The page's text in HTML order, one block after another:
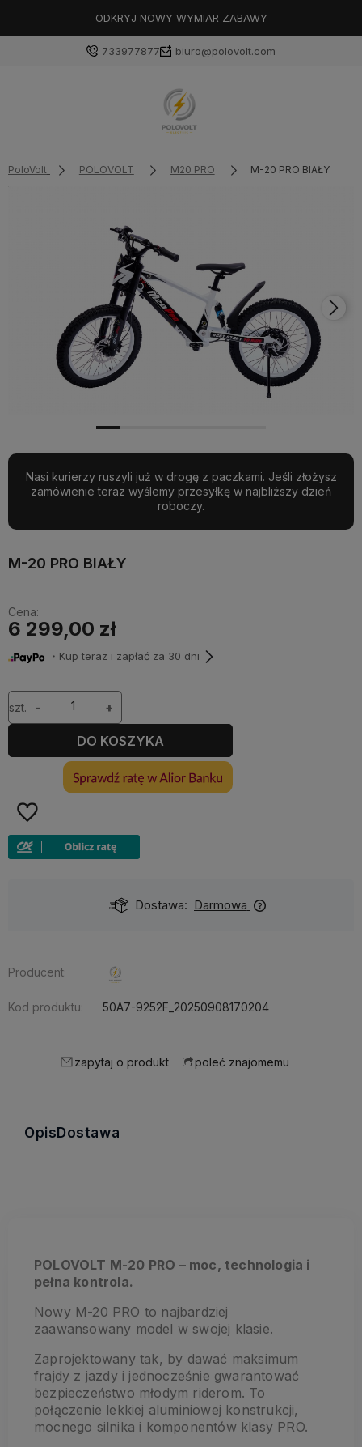
ODKRYJ NOWY WYMIAR ZABAWY
733977877 biuro@polovolt.com
PoloVolt POLOVOLT M20 PRO M-20 PRO BIAŁY
Nasi kurierzy ruszyli już w drogę z paczkami. Jeśli złożysz
zamówienie teraz wyślemy przesyłkę w najbliższy dzień
roboczy.
M-20 PRO BIAŁY
Cena:
6 299,00 zł
・Kup teraz i zapłać za 30 dni
szt. +
-
DO KOSZYKA
Dostawa: Darmowa
Producent:
Kod produktu: 50A7-9252F_20250908170204
zapytaj o produkt poleć znajomemu
OpisDostawa
POLOVOLT M-20 PRO – moc, technologia i
pełna kontrola.
Nowy M-20 PRO to najbardziej
zaawansowany model w swojej klasie.
Zaprojektowany tak, by dawać maksimum
frajdy z jazdy i jednocześnie gwarantować
bezpieczeństwo młodym riderom. To
połączenie lekkiej aluminiowej konstrukcji,
mocnego silnika i komponentów klasy PRO.